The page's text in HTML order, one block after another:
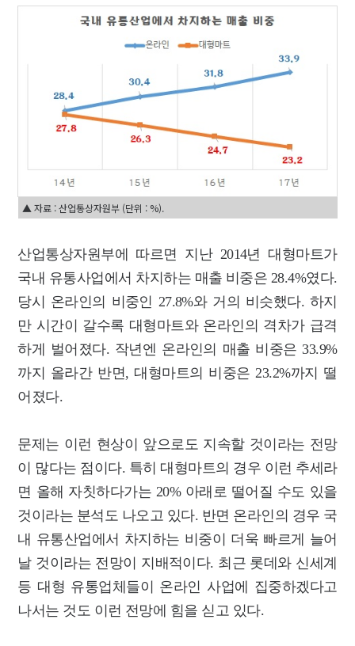
▲ 자료 : 산업통상자원부 (단위 : %).
산업통상자원부에 따르면 지난 2014년 대형마트가
국내 유통사업에서 차지하는 매출 비중은 28.4%였다.
당시 온라인의 비중인 27.8%와 거의 비슷했다. 하지
만 시간이 갈수록 대형마트와 온라인의 격차가 급격
하게 벌어졌다. 작년엔 온라인의 매출 비중은 33.9%
까지 올라간 반면, 대형마트의 비중은 23.2%까지 떨
어졌다.
문제는 이런 현상이 앞으로도 지속할 것이라는 전망
이 많다는 점이다. 특히 대형마트의 경우 이런 추세라
면 올해 자칫하다가는 20% 아래로 떨어질 수도 있을
것이라는 분석도 나오고 있다. 반면 온라인의 경우 국
내 유통산업에서 차지하는 비중이 더욱 빠르게 늘어
날 것이라는 전망이 지배적이다. 최근 롯데와 신세계
등 대형 유통업체들이 온라인 사업에 집중하겠다고
나서는 것도 이런 전망에 힘을 싣고 있다.